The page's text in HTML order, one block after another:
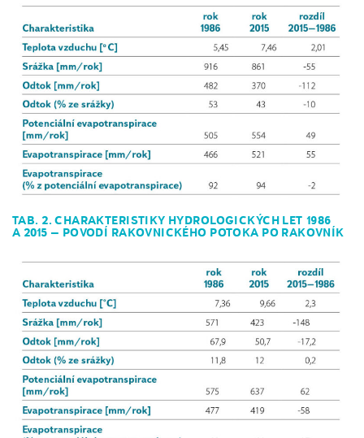
TAB. 2. CHARAKTERISTIKY HYDROLOGICKÝCH LET 1986
A 2015 – POVODÍ RAKOVNICKÉHO POTOKA PO RAKOVNÍK